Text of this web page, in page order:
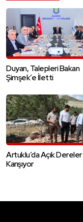
Duyan, Talepleri Bakan
Şimşek’e İletti
Artuklu’da Açık
Karışıyor